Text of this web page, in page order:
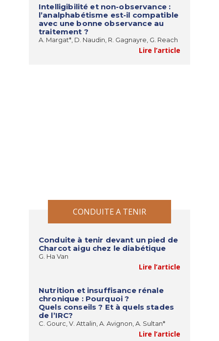
Intelligibilité et non-observance :
l’analphabétisme est-il compatible
avec une bonne observance au
traitement ?
A. Margat*, D. Naudin, R. Gagnayre, G. Reach
Lire l’article
CONDUITE A TENIR
Conduite à tenir devant un pied de
Charcot aigu chez le diabétique
G. Ha Van
Lire l’article
Nutrition et insuffisance rénale
chronique : Pourquoi ?
Quels conseils ? Et à quels stades
de l’IRC?
C. Gourc, V. Attalin, A. Avignon, A. Sultan*
Lire l’article